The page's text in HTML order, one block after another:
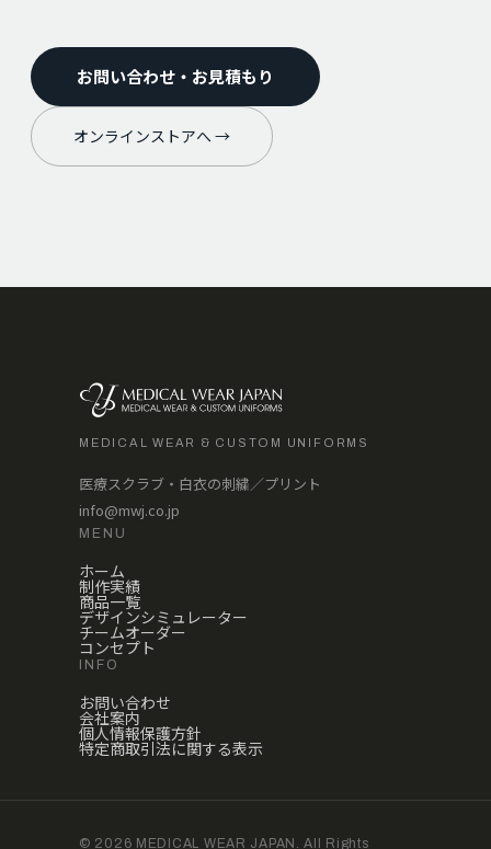
お問い合わせ・お見積もり
オンラインストアへ →
MEDICAL WEAR & CUSTOM UNIFORMS
医療スクラブ・白衣の刺繍／プリント
info@mwj.co.jp
MENU
ホーム
制作実績
商品一覧
デザインシミュレーター
チームオーダー
コンセプト
INFO
お問い合わせ
会社案内
個人情報保護方針
特定商取引法に関する表示
© 2026 MEDICAL WEAR JAPAN. All Rights